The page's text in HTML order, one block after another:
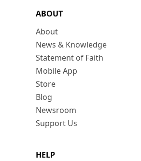
ABOUT
About
News & Knowledge
Statement of Faith
Mobile App
Store
Blog
Newsroom
Support Us
HELP